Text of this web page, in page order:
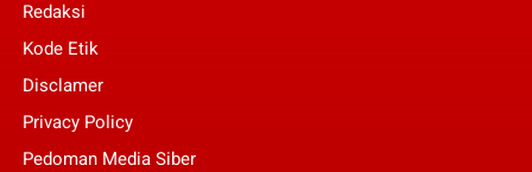
Redaksi
Kode Etik
Disclamer
Privacy Policy
Pedoman Media Siber